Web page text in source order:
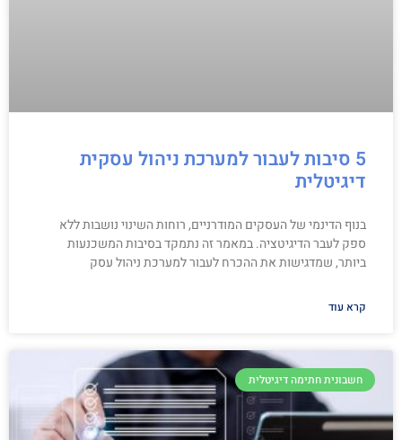
5 סיבות לעבור למערכת ניהול עסקית
דיגיטלית
בנוף הדינמי של העסקים המודרניים, רוחות השינוי נושבות ללא
ספק לעבר הדיגיטציה. במאמר זה נתמקד בסיבות המשכנעות
ביותר, שמדגישות את ההכרח לעבור למערכת ניהול עסק
קרא עוד
חשבונית חתימה דיגיטלית